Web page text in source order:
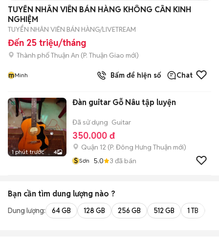
TUYỂN NHÂN VIÊN BÁN HÀNG KHÔNG CẦN KINH
NGHIỆM
TUYỂN NHÂN VIÊN BÁN HÀNG/LIVETREAM
Đến 25 triệu/tháng
Thành phố Thuận An (P. Thuận Giao mới)
mMinh Bấm để hiện số Chat
1 phút trước 4
Đàn guitar Gỗ Nâu tập luyện
Đã sử dụng Guitar
350.000 đ
Quận 12 (P. Đông Hưng Thuận mới)
S Sơn 5.0 3 đã bán
Bạn cần tìm dung lượng nào ?
Dung lượng: 64 GB 128 GB 256 GB 512 GB 1 TB